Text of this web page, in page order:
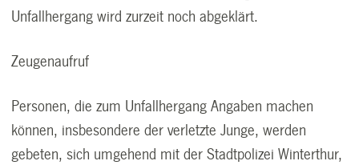
Unfallhergang wird zurzeit noch abgeklärt.
Zeugenaufruf
Personen, die zum Unfallhergang Angaben machen
können, insbesondere der verletzte Junge, werden
gebeten, sich umgehend mit der Stadtpolizei Winterthur,